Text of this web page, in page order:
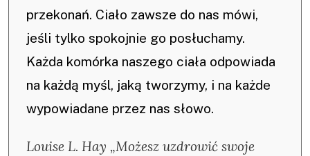
przekonań. Ciało zawsze do nas mówi,
jeśli tylko spokojnie go posłuchamy.
Każda komórka naszego ciała odpowiada
na każdą myśl, jaką tworzymy, i na każde
wypowiadane przez nas słowo.
Louise L. Hay „Możesz uzdrowić swoje